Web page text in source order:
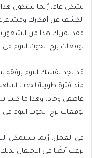
بشكل عام، رُبما سيكون هذا
الكشف عن أفكارك
فقد يقربك هذا من الشعور
توقعات برج الحوت اليوم في
قد تجد نفسك اليوم
منذ فترة طويلة لجذب
عاطفي وجاد، وهذا ما كنت
توقعات برج الحوت اليوم
في العمل، رُبما ستتمكن
ترغب أيضًا في الاحتفال